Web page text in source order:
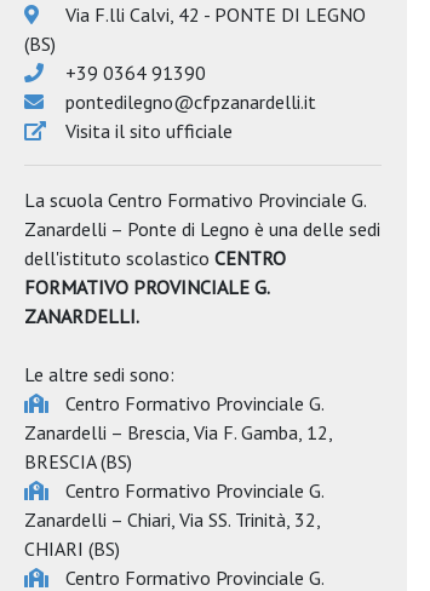
Via F.lli Calvi, 42 - PONTE DI LEGNO
(BS)
+39 0364 91390
pontedilegno@cfpzanardelli.it
Visita il sito ufficiale
La scuola Centro Formativo Provinciale G.
Zanardelli – Ponte di Legno è una delle sedi
dell'istituto scolastico CENTRO
FORMATIVO PROVINCIALE G.
ZANARDELLI.
Le altre sedi sono:
Centro Formativo Provinciale G.
Zanardelli – Brescia , Via F. Gamba, 12,
BRESCIA (BS)
Centro Formativo Provinciale G.
Zanardelli – Chiari , Via SS. Trinità, 32,
CHIARI (BS)
Centro Formativo Provinciale G.